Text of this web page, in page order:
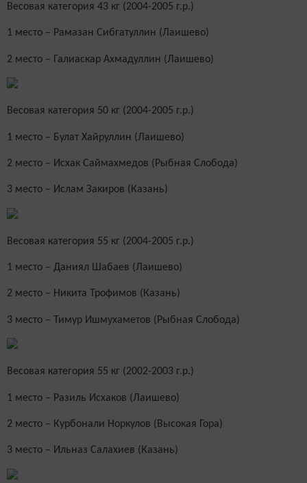
Весовая категория 43 кг (2004-2005 г.р.)
1 место – Рамазан Сибгатуллин (Лаишево)
2 место – Галиаскар Ахмадуллин (Лаишево)
Весовая категория 50 кг (2004-2005 г.р.)
1 место – Булат Хайруллин (Лаишево)
2 место – Исхак Саймахмедов (Рыбная Слобода)
3 место – Ислам Закиров (Казань)
Весовая категория 55 кг (2004-2005 г.р.)
1 место – Даниял Шабаев (Лаишево)
2 место – Никита Трофимов (Казань)
3 место – Тимур Ишмухаметов (Рыбная Слобода)
Весовая категория 55 кг (2002-2003 г.р.)
1 место – Разиль Исхаков (Лаишево)
2 место – Курбонали Норкулов (Высокая Гора)
3 место – Ильназ Салахиев (Казань)